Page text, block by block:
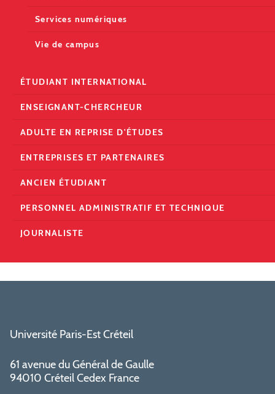
Services numériques
Vie de campus
ÉTUDIANT INTERNATIONAL
ENSEIGNANT-CHERCHEUR
ADULTE EN REPRISE D'ÉTUDES
ENTREPRISES ET PARTENAIRES
ANCIEN ÉTUDIANT
PERSONNEL ADMINISTRATIF ET TECHNIQUE
JOURNALISTE
Université Paris-Est Créteil
61 avenue du Général de Gaulle
94010 Créteil Cedex France